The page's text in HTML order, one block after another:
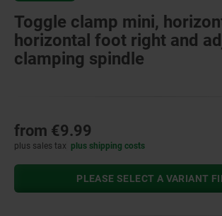
Toggle clamp mini,
horizontal foot right and
clamping spindle
from €9.99
plus sales tax plus shipping costs
PLEASE SELECT A VARIANT